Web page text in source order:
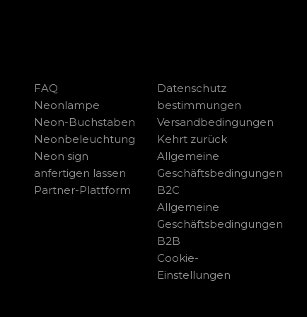
FAQ
Neonlampe
Neon-Buchstaben
Neonbeleuchtung
Neon sign
anfertigen lassen
Partner-Plattform
Datenschutz
bestimmungen
Versandbedingungen
Kehrt zurück
Allgemeine
Geschäftsbedingungen
B2C
Allgemeine
Geschäftsbedingungen
B2B
Cookie-
Einstellungen